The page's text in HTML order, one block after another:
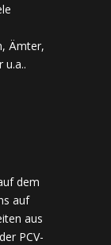
Ämter,
u.a..
dem
auf
aus
PCV-